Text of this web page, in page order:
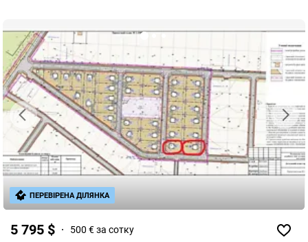
5 795 $ 500 € за сотку
ПЕРЕВІРЕНА ДІЛЯНКА